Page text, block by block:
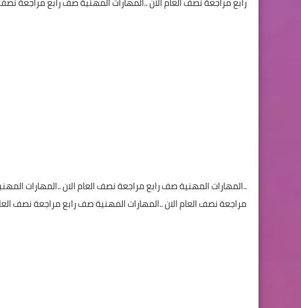
..المهارات المهنية صف رابع مراجعة نصف العام الان ..المهارات
مراجعة نصف العام الان ..المهارات المهنية صف رابع مراجعة نصف